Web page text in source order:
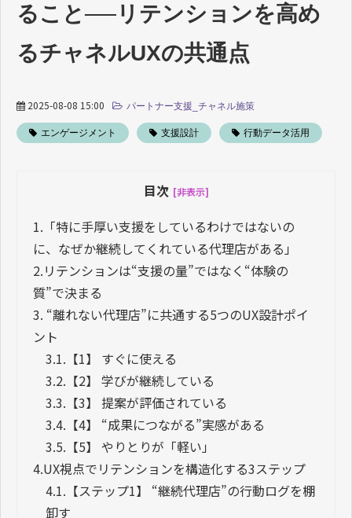
ること──リテンションを高め
るチャネルUXの共通点
2025-08-08 15:00 パートナー支援_チャネル施策
エンゲージメント 支援設計 行動データ活用
目次 [非表示]
1. 「特に手厚い支援をしているわけではないの
に、なぜか継続してくれている代理店がある」
2.リテンションは“支援の量”ではなく“体験の
質”で決まる
3. “離れない代理店”に共通する5つのUX設計ポイ
ント
3.1. 【1】 すぐに使える
3.2. 【2】 学びが継続している
3.3. 【3】 提案が評価されている
3.4. 【4】 “成果につながる”実感がある
3.5. 【5】 やりとりが「軽い」
4.UX視点でリテンションを構造化する3ステップ
4.1. 【ステップ1】 “継続代理店”の行動ログを棚
卸す